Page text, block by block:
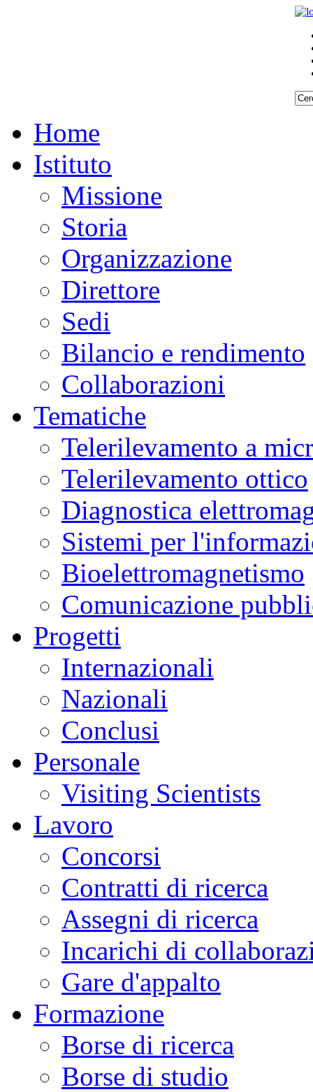
Home
Istituto
Missione
Storia
Organizzazione
Direttore
Sedi
Bilancio e rendimento
Collaborazioni
Tematiche
Telerilevamento a
Telerilevamento ottico
Diagnostica
Sistemi per
Bioelettromagnetismo
Comunicazione
Progetti
Internazionali
Nazionali
Conclusi
Personale
Visiting Scientists
Lavoro
Concorsi
Contratti di ricerca
Assegni di ricerca
Incarichi di
Gare d'appalto
Formazione
Borse di ricerca
Borse di studio